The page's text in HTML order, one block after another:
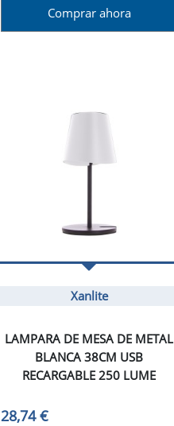
Comprar ahora
Xanlite
LAMPARA DE MESA DE METAL
BLANCA 38CM USB
RECARGABLE 250 LUME
28,74 €